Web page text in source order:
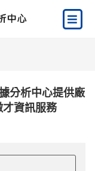
分析中心提供廠
資訊服務